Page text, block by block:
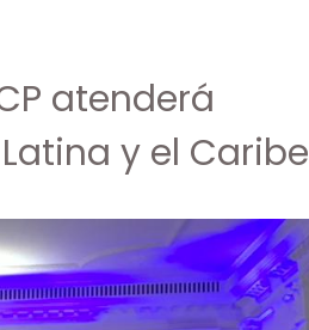
atenderá
y el Caribe